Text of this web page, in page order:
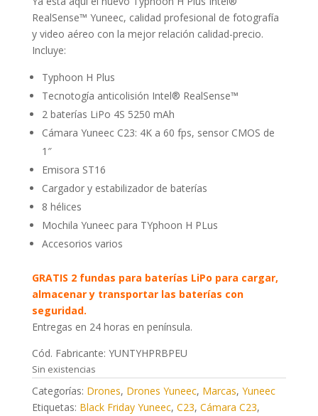
RealSense™ Yuneec, calidad profesional de fotografía
y video aéreo con la mejor relación calidad-precio.
Incluye:
Typhoon H Plus
Tecnotogía anticolisión Intel® RealSense™
2 baterías LiPo 4S 5250 mAh
Cámara Yuneec C23: 4K a 60 fps, sensor CMOS de
1″
Emisora ST16
Cargador y estabilizador de baterías
8 hélices
Mochila Yuneec para TYphoon H PLus
Accesorios varios
GRATIS 2 fundas para baterías LiPo para cargar,
almacenar y transportar las baterías con
seguridad.
Entregas en 24 horas en península.
Cód. Fabricante: YUNTYHPRBPEU
Sin existencias
Categorías: Drones, Drones Yuneec, Marcas, Yuneec
Etiquetas: Black Friday Yuneec, C23, Cámara C23,